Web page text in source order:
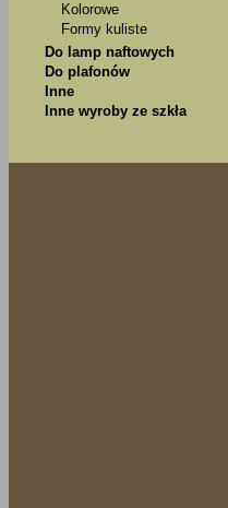
Kolorowe
Formy kuliste
Do lamp naftowych
Do plafonów
Inne
Inne wyroby ze szkła